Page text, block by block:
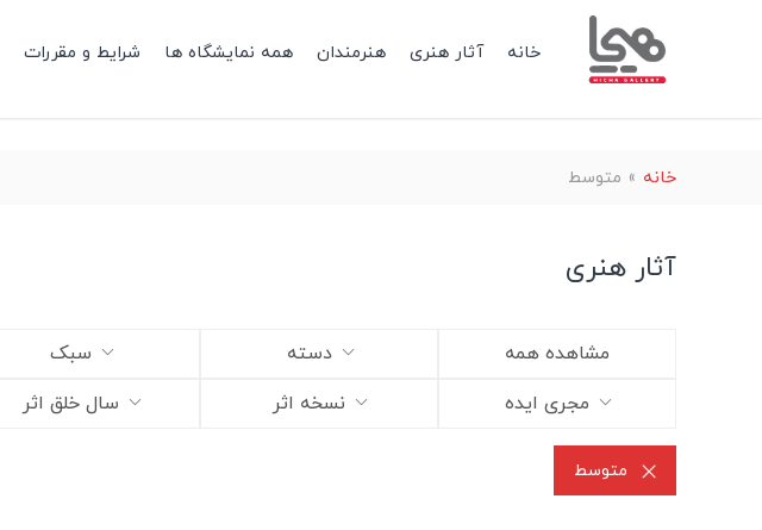
خانه آثار هنری هنرمندان همه نمایشگاه ها شرایط و مقررات
خانه » متوسط
آثار هنری
مشاهده همه دسته سبک
مجری ایده
نسخه اثر سال خلق اثر
متوسط